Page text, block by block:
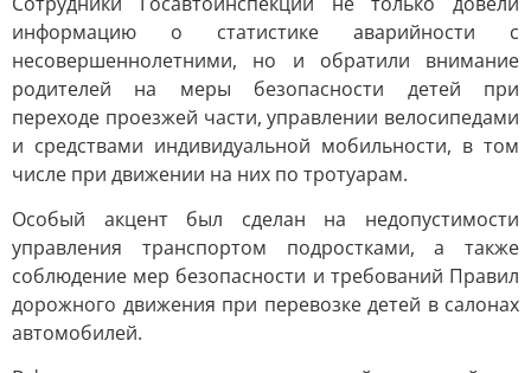
информацию о статистике аварийности с
несовершеннолетними, но и обратили внимание
родителей на меры безопасности детей при
переходе проезжей части, управлении велосипедами
и средствами индивидуальной мобильности, в том
числе при движении на них по тротуарам.
Особый акцент был сделан на недопустимости
управления транспортом подростками, а также
соблюдение мер безопасности и требований Правил
дорожного движения при перевозке детей в салонах
автомобилей.